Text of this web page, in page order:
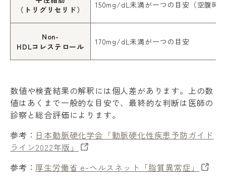
（トリグリセリド）
150mg/dL未満が一つの目安（空腹時
Non-
HDLコレステロール
170mg/dL未満が一つの目安
数値や検査結果の解釈には個人差があります。上の数
値はあくまで一般的な目安で、最終的な判断は医師の
診察と総合評価によります。
参考： 日本動脈硬化学会「動脈硬化性疾患予防ガイド
ライン2022年版」
参考：厚生労働省 e-ヘルスネット「脂質異常症」